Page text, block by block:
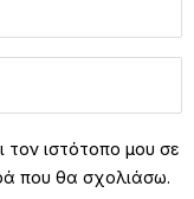
τον ιστότοπο μου σε
που θα σχολιάσω.